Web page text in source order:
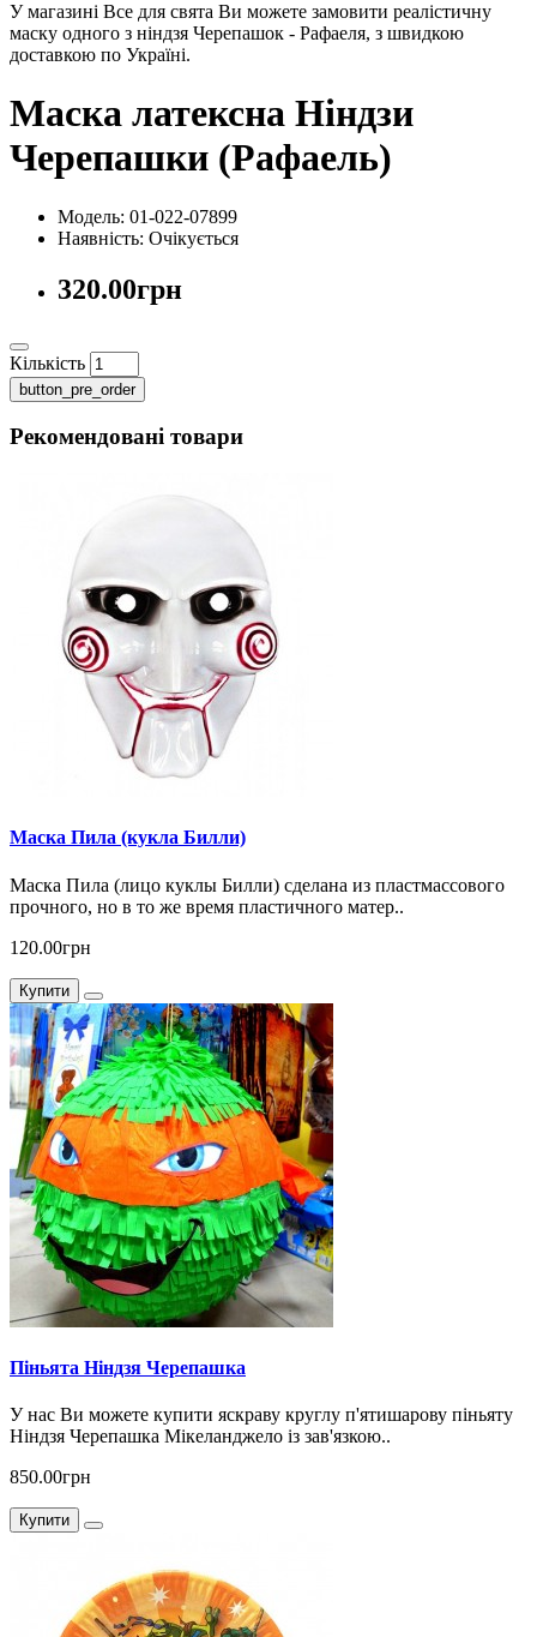
У магазині Все для свята Ви можете замовити реалістичну
маску одного з ніндзя Черепашок - Рафаеля, з швидкою
доставкою по Україні.
Маска латексна Ніндзи
Черепашки (Рафаель)
Модель: 01-022-07899
Наявність: Очікується
320.00грн
Кількість
button_pre_order
Рекомендовані товари
Маска Пила (кукла Билли)
Маска Пила (лицо куклы Билли) сделана из пластмассового
прочного, но в то же время пластичного матер..
120.00грн
Купити
Піньята Ніндзя Черепашка
У нас Ви можете купити яскраву круглу п'ятишарову піньяту
Ніндзя Черепашка Мікеланджело із зав'язкою..
850.00грн
Купити